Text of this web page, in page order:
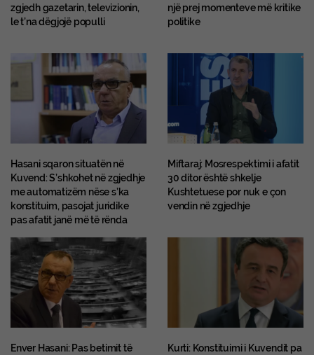
zgjedh gazetarin, televizionin,
le t’na dëgjojë populli
një prej momenteve më kritike
politike
Hasani sqaron situatën në
Kuvend: S’shkohet në zgjedhje
me automatizëm nëse s’ka
konstituim, pasojat juridike
pas afatit janë më të rënda
Miftaraj: Mosrespektimi i afatit
30 ditor është shkelje
Kushtetuese por nuk e çon
vendin në zgjedhje
Enver Hasani: Pas betimit të
Kurti: Konstituimi i Kuvendit pa